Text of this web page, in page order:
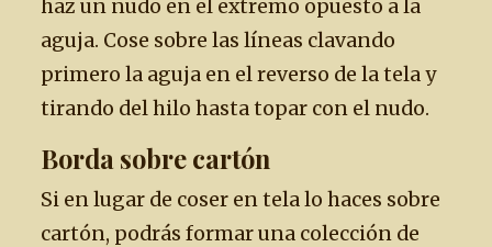
haz un nudo en el extremo opuesto a la
aguja. Cose sobre las líneas clavando
primero la aguja en el reverso de la tela y
tirando del hilo hasta topar con el nudo.
Borda sobre cartón
Si en lugar de coser en tela lo haces sobre
cartón, podrás formar una colección de